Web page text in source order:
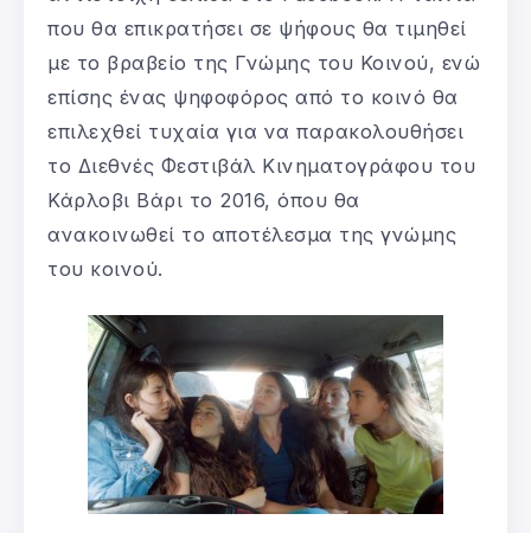
που θα επικρατήσει σε ψήφους θα τιμηθεί
με το βραβείο της Γνώμης του Κοινού, ενώ
επίσης ένας ψηφοφόρος από το κοινό θα
επιλεχθεί τυχαία για να παρακολουθήσει
το Διεθνές Φεστιβάλ Κινηματογράφου του
Κάρλοβι Βάρι το 2016, όπου θα
ανακοινωθεί το αποτέλεσμα της γνώμης
του κοινού.